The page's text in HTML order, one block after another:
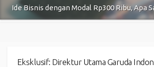
Ide Bisnis dengan Modal Rp300 Ribu, Apa
Eksklusif: Direktur Utama Garuda